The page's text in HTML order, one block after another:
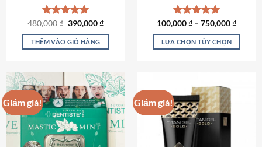
sản
phẩm
sản
phẩm
Được xếp
hạng5.00
5 sao
480,000₫ Giá
là:
480,000 ₫.
390,000₫Giá
tại
THÊM VÀO GIỎ HÀNG
Được xếp
hạng5.00
5 sao
100,000₫ – 750,000₫
LỰA CHỌN TÙY CHỌN
có
nhiều
biến
Giảm giá! Giảm giá!